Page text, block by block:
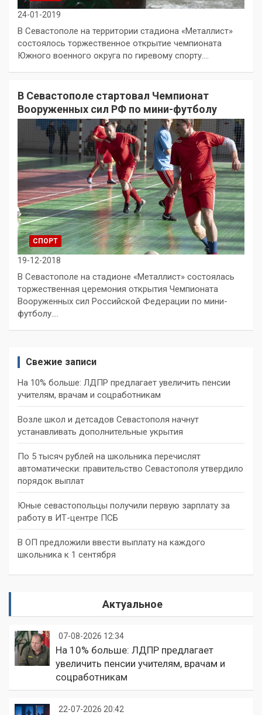
24-01-2019
В Севастополе на территории стадиона «Металлист»
состоялось торжественное открытие чемпионата
Южного военного округа по гиревому спорту.…
В Севастополе стартовал Чемпионат
Вооруженных сил РФ по мини-футболу
СПОРТ
19-12-2018
В Севастополе на стадионе «Металлист» состоялась
торжественная церемония открытия Чемпионата
Вооруженных сил Российской Федерации по мини-
футболу.…
Свежие записи
На 10% больше: ЛДПР предлагает увеличить пенсии
учителям, врачам и соцработникам
Возле школ и детсадов Севастополя начнут
устанавливать дополнительные укрытия
По 5 тысяч рублей на школьника перечислят
автоматически: правительство Севастополя утвердило
порядок выплат
Юные севастопольцы получили первую зарплату за
работу в ИТ-центре ПСБ
В ОП предложили ввести выплату на каждого
школьника к 1 сентября
Актуальное
07-08-2026 12:34
На 10% больше: ЛДПР предлагает
увеличить пенсии учителям, врачам и
соцработникам
22-07-2026 20:42